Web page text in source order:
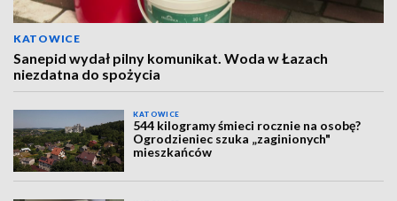
KATOWICE
Sanepid wydał pilny komunikat. Woda w Łazach
niezdatna do spożycia
KATOWICE
544 kilogramy śmieci rocznie na osobę?
Ogrodzieniec szuka „zaginionych"
mieszkańców